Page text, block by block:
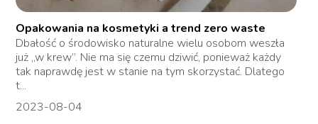
Opakowania na kosmetyki a trend zero waste
Dbałość o środowisko naturalne wielu osobom weszła
już „w krew”. Nie ma się czemu dziwić, ponieważ każdy
tak naprawdę jest w stanie na tym skorzystać. Dlatego
t...
2023-08-04